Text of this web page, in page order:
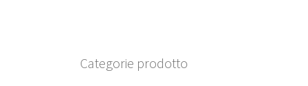
Categorie prodotto